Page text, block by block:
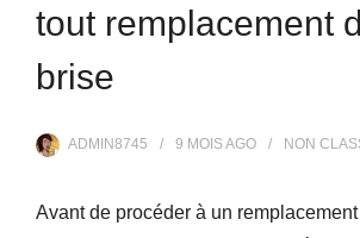
tout remplacement
brise
ADMIN8745 9 MOISAGO NON
Avant de procéder à un